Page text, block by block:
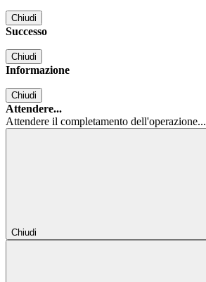
Chiudi
Successo
Chiudi
Informazione
Chiudi
Attendere...
Attendere il completamento dell'operazione...
Chiudi